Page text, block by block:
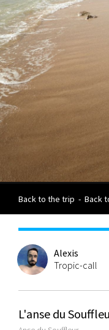
Back to the trip - Back
Alexis
Tropic-call
L'anse du